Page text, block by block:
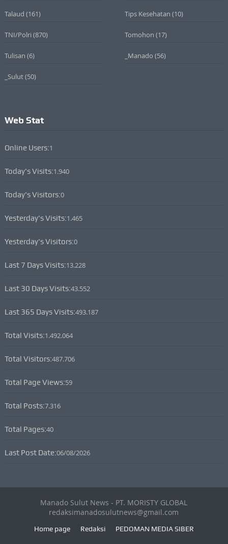
Talaud (161) Tips Kesehatan (10)
TNI/Polri (870) Tomohon (17)
Tulisan (6) _Manado (56)
_Sulut(50)
Web Stat
Online Users:1
Today's Visits:1.940
Today's Visitors:0
Yesterday's Visits:1.465
Yesterday's Visitors:0
Last 7 Days Visits:13.228
Last 30 Days Visits:43.552
Last 365 Days Visits:493.187
Total Visits:1.492.064
Total Visitors:487.706
Total Page Views:59
Total Posts:7.316
Total Pages:40
Last Post Date:06/08/2026
Manado Sulut News - PT. MORISTY GLOBAL
redaksimanadosulutnews@gmail.com
Home page Redaksi PEDOMAN MEDIA SIBER